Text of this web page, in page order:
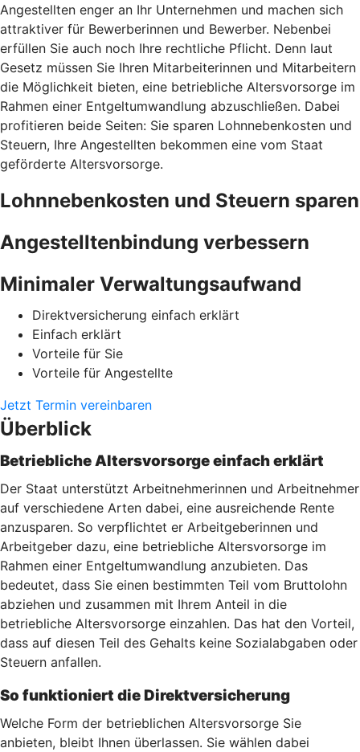
Angestellten enger an Ihr Unternehmen und machen sich
attraktiver für Bewerberinnen und Bewerber. Nebenbei
erfüllen Sie auch noch Ihre rechtliche Pflicht. Denn laut
Gesetz müssen Sie Ihren Mitarbeiterinnen und Mitarbeitern
die Möglichkeit bieten, eine betriebliche Altersvorsorge im
Rahmen einer Entgeltumwandlung abzuschließen. Dabei
profitieren beide Seiten: Sie sparen Lohnnebenkosten und
Steuern, Ihre Angestellten bekommen eine vom Staat
geförderte Altersvorsorge.
Lohnnebenkosten und Steuern sparen
Angestelltenbindung verbessern
Minimaler Verwaltungsaufwand
Direktversicherung einfach erklärt
Einfach erklärt
Vorteile für Sie
Vorteile für Angestellte
Jetzt Termin vereinbaren
Überblick
Betriebliche Altersvorsorge einfach erklärt
Der Staat unterstützt Arbeitnehmerinnen und Arbeitnehmer
auf verschiedene Arten dabei, eine ausreichende Rente
anzusparen. So verpflichtet er Arbeitgeberinnen und
Arbeitgeber dazu, eine betriebliche Altersvorsorge im
Rahmen einer Entgeltumwandlung anzubieten. Das
bedeutet, dass Sie einen bestimmten Teil vom Bruttolohn
abziehen und zusammen mit Ihrem Anteil in die
betriebliche Altersvorsorge einzahlen. Das hat den Vorteil,
dass auf diesen Teil des Gehalts keine Sozialabgaben oder
Steuern anfallen.
So funktioniert die Direktversicherung
Welche Form der betrieblichen Altersvorsorge Sie
anbieten, bleibt Ihnen überlassen. Sie wählen dabei